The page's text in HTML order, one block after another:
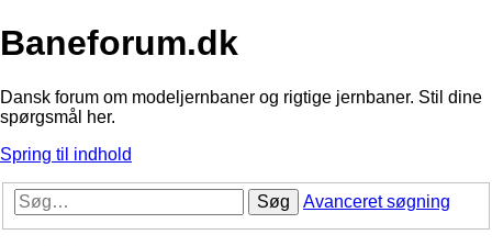
Baneforum.dk
Dansk forum om modeljernbaner og rigtige jernbaner. Stil dine
spørgsmål her.
Spring til indhold
Søg Avanceret søgning